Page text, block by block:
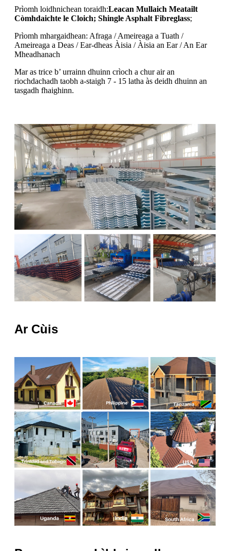
Prìomh loidhnichean toraidh:Leacan Mullaich Meatailt
Còmhdaichte le Cloich; Shingle Asphalt Fibreglass;
Prìomh mhargaidhean: Afraga / Ameireaga a Tuath /
Ameireaga a Deas / Ear-dheas Àisia / Àisia an Ear / An Ear
Mheadhanach
Mar as trice b’ urrainn dhuinn crìoch a chur air an
riochdachadh taobh a-staigh 7 - 15 latha às deidh dhuinn an
tasgadh fhaighinn.
Ar Cùis